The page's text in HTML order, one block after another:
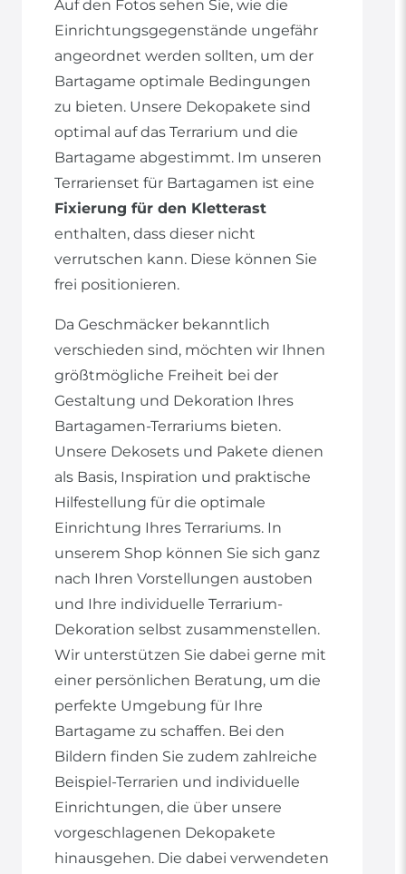
Auf den Fotos sehen Sie, wie die
Einrichtungsgegenstände ungefähr
angeordnet werden sollten, um der
Bartagame optimale Bedingungen
zu bieten. Unsere Dekopakete sind
optimal auf das Terrarium und die
Bartagame abgestimmt. Im unseren
Terrarienset für Bartagamen ist eine
Fixierung für den Kletterast
enthalten, dass dieser nicht
verrutschen kann. Diese können Sie
frei positionieren.
Da Geschmäcker bekanntlich
verschieden sind, möchten wir Ihnen
größtmögliche Freiheit bei der
Gestaltung und Dekoration Ihres
Bartagamen-Terrariums bieten.
Unsere Dekosets und Pakete dienen
als Basis, Inspiration und praktische
Hilfestellung für die optimale
Einrichtung Ihres Terrariums. In
unserem Shop können Sie sich ganz
nach Ihren Vorstellungen austoben
und Ihre individuelle Terrarium-
Dekoration selbst zusammenstellen.
Wir unterstützen Sie dabei gerne mit
einer persönlichen Beratung, um die
perfekte Umgebung für Ihre
Bartagame zu schaffen. Bei den
Bildern finden Sie zudem zahlreiche
Beispiel-Terrarien und individuelle
Einrichtungen, die über unsere
vorgeschlagenen Dekopakete
hinausgehen. Die dabei verwendeten